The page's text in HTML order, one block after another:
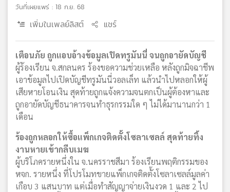
วันที่เผยแพร่ : 18 ก.ย. 68
เพิ่มในเพลย์ลิสต์ แชร์
เตือนภัย ถูกแอบอ้างข้อมูลเปิดทรูมันนี่ จนถูกอายัดบัญชี
ผู้ร้องเรียน จ.สกลนคร ร้องขอความช่วยเหลือ หลังถูกมิจฉาชีพ
เอาข้อมูลไปเปิดบัญชีทรูมันนี่วอลเล็ท แล้วนำไปหลอกให้ผู้
เสียหายโอนเงิน สุดท้ายถูกแจ้งความจนตกเป็นผู้ต้องหาและ
ถูกอายัดบัญชีธนาคารจนทำธุรกรรมใด ๆ ไม่ได้มานานกว่า 1
เดือน
ร้องถูกหลอกให้ซื้อแพ็กเกจติดตั้งโซลาเซลล์ สุดท้ายทิ้ง
งานหายเข้ากลีบเมฆ
ผู้บริโภครายหนึ่งใน จ.นครราชสีมา ร้องเรียนพฤติกรรมของ
หจก. รายหนึ่ง ที่โปรโมทขายแพ็กเกจติดตั้งโซลาเซลล์มูลค่า
เกือบ 3 แสนบาท แต่เมื่อทำสัญญาจ่ายเงินงวด 1 และ 2 ไป